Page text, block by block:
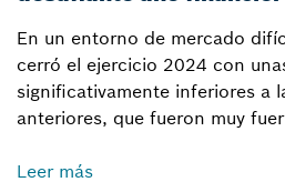
En un entorno de mercado
cerró el ejercicio 2024 con
significativamente inferiores a
anteriores, que fueron muy
Leer más